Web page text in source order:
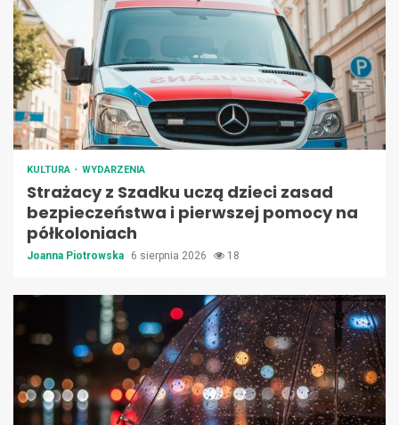
KULTURA WYDARZENIA
Strażacy z Szadku uczą dzieci zasad
bezpieczeństwa i pierwszej pomocy na
półkoloniach
Joanna Piotrowska 6 sierpnia 2026 18